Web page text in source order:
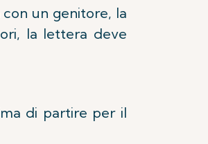
un genitore, la
la lettera deve
di partire per il